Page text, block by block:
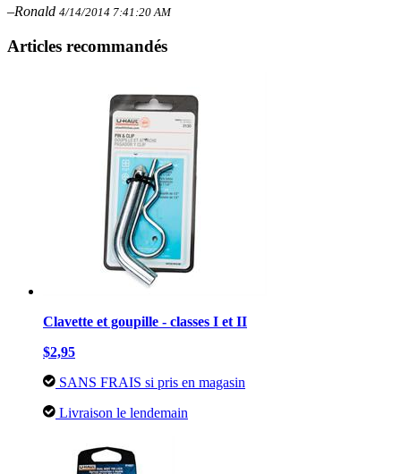
–Ronald 4/14/2014 7:41:20 AM
Articles recommandés
Clavette et goupille - classes I et II
$2,95
SANS FRAIS si pris en magasin
Livraison le lendemain